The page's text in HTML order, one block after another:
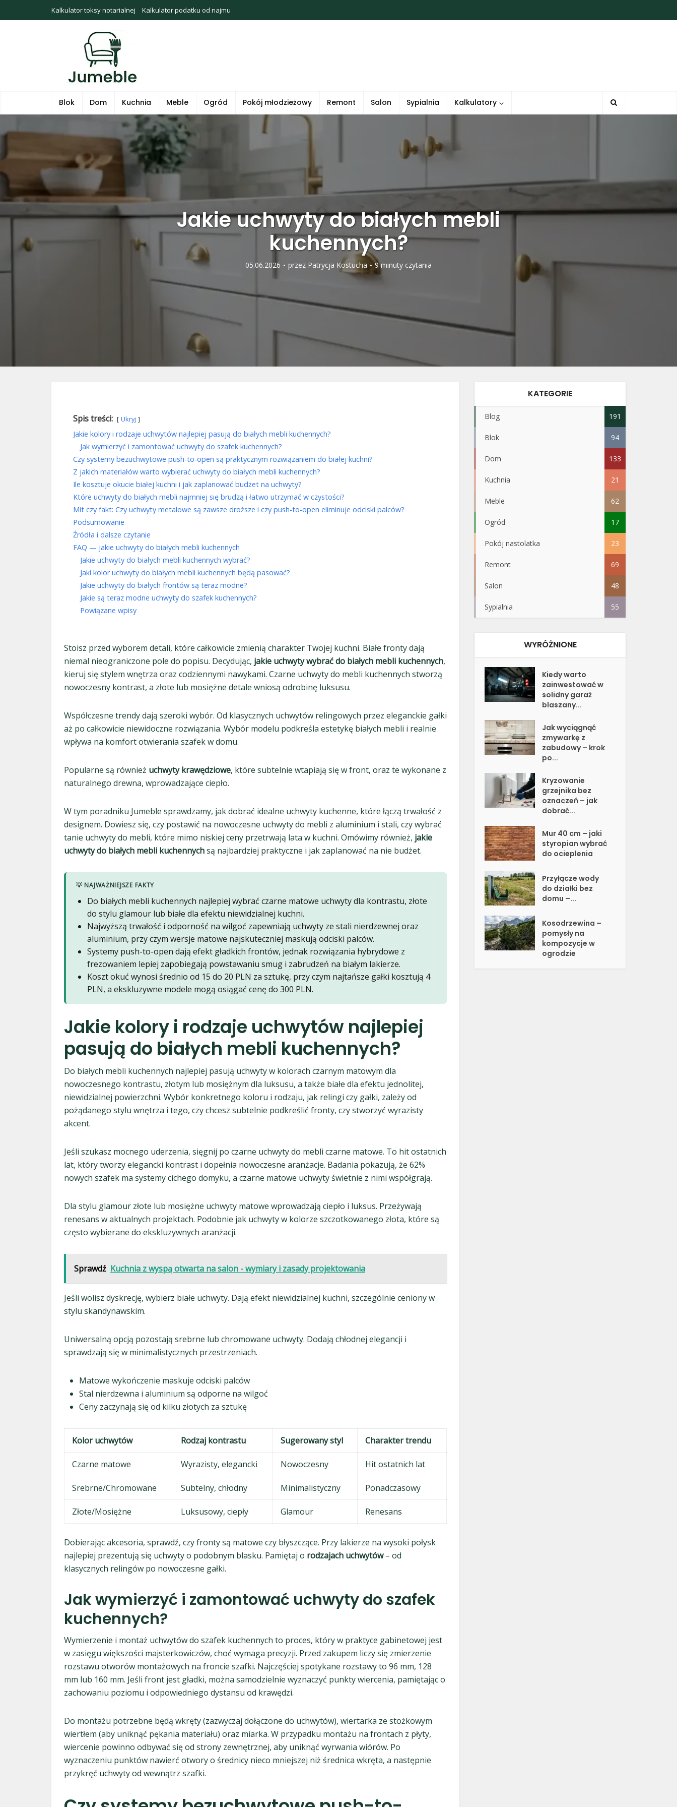
Kalkulator toksy notarialnej Kalkulator podatku od najmu
Blok Dom Kuchnia Meble Ogród Pokój młodzieżowy Remont Salon Sypialnia Kalkulatory
Jakie uchwyty do białych mebli
kuchennych?
05.06.2026 przez Patrycja Kostucha 9 minuty czytania
Spis treści: Ukryj
Jakie kolory i rodzaje uchwytów najlepiej pasują do białych mebli kuchennych?
Jak wymierzyć i zamontować uchwyty do szafek kuchennych?
Czy systemy bezuchwytowe push-to-open są praktycznym rozwiązaniem do białej kuchni?
Z jakich materiałów warto wybierać uchwyty do białych mebli kuchennych?
Ile kosztuje okucie białej kuchni i jak zaplanować budżet na uchwyty?
Które uchwyty do białych mebli najmniej się brudzą i łatwo utrzymać w czystości?
Mit czy fakt: Czy uchwyty metalowe są zawsze droższe i czy push-to-open eliminuje odciski palców?
Podsumowanie
Źródła i dalsze czytanie
FAQ — jakie uchwyty do białych mebli kuchennych
Jakie uchwyty do białych mebli kuchennych wybrać?
Jaki kolor uchwyty do białych mebli kuchennych będą pasować?
Jakie uchwyty do białych frontów są teraz modne?
Jakie są teraz modne uchwyty do szafek kuchennych?
Powiązane wpisy
Stoisz przed wyborem detali, które całkowicie zmienią charakter Twojej kuchni. Białe fronty dają
niemal nieograniczone pole do popisu. Decydując, jakie uchwyty wybrać do białych mebli kuchennych,
kieruj się stylem wnętrza oraz codziennymi nawykami. Czarne uchwyty do mebli kuchennych stworzą
nowoczesny kontrast, a złote lub mosiężne detale wniosą odrobinę luksusu.
Współczesne trendy dają szeroki wybór. Od klasycznych uchwytów relingowych przez eleganckie gałki
aż po całkowicie niewidoczne rozwiązania. Wybór modelu podkreśla estetykę białych mebli i realnie
wpływa na komfort otwierania szafek w domu.
Popularne są również uchwyty krawędziowe, które subtelnie wtapiają się w front, oraz te wykonane z
naturalnego drewna, wprowadzające ciepło.
W tym poradniku Jumeble sprawdzamy, jak dobrać idealne uchwyty kuchenne, które łączą trwałość z
designem. Dowiesz się, czy postawić na nowoczesne uchwyty do mebli z aluminium i stali, czy wybrać
tanie uchwyty do mebli, które mimo niskiej ceny przetrwają lata w kuchni. Omówimy również, jakie
uchwyty do białych mebli kuchennychsą najbardziej praktyczne i jak zaplanować na nie budżet.
💡 NAJWAŻNIEJSZE FAKTY
Do białych mebli kuchennych najlepiej wybrać czarne matowe uchwyty dla kontrastu, złote
do stylu glamour lub białe dla efektu niewidzialnej kuchni.
Najwyższą trwałość i odporność na wilgoć zapewniają uchwyty ze stali nierdzewnej oraz
aluminium, przy czym wersje matowe najskuteczniej maskują odciski palców.
Systemy push-to-open dają efekt gładkich frontów, jednak rozwiązania hybrydowe z
frezowaniem lepiej zapobiegają powstawaniu smug i zabrudzeń na białym lakierze.
Koszt okuć wynosi średnio od 15 do 20 PLN za sztukę, przy czym najtańsze gałki kosztują 4
PLN, a ekskluzywne modele mogą osiągać cenę do 300 PLN.
Jakie kolory i rodzaje uchwytów najlepiej
pasują do białych mebli kuchennych?
Do białych mebli kuchennych najlepiej pasują uchwyty w kolorach czarnym matowym dla
nowoczesnego kontrastu, złotym lub mosiężnym dla luksusu, a także białe dla efektu jednolitej,
niewidzialnej powierzchni. Wybór konkretnego koloru i rodzaju, jak relingi czy gałki, zależy od
pożądanego stylu wnętrza i tego, czy chcesz subtelnie podkreślić fronty, czy stworzyć wyrazisty
akcent.
Jeśli szukasz mocnego uderzenia, sięgnij po czarne uchwyty do mebli czarne matowe. To hit ostatnich
lat, który tworzy elegancki kontrast i dopełnia nowoczesne aranżacje. Badania pokazują, że 62%
nowych szafek ma systemy cichego domyku, a czarne matowe uchwyty świetnie z nimi współgrają.
Dla stylu glamour złote lub mosiężne uchwyty matowe wprowadzają ciepło i luksus. Przeżywają
renesans w aktualnych projektach. Podobnie jak uchwyty w kolorze szczotkowanego złota, które są
często wybierane do ekskluzywnych aranżacji.
Sprawdź Kuchnia z wyspą otwarta na salon - wymiary i zasady projektowania
Jeśli wolisz dyskrecję, wybierz białe uchwyty. Dają efekt niewidzialnej kuchni, szczególnie ceniony w
stylu skandynawskim.
Uniwersalną opcją pozostają srebrne lub chromowane uchwyty. Dodają chłodnej elegancji i
sprawdzają się w minimalistycznych przestrzeniach.
Matowe wykończenie maskuje odciski palców
Stal nierdzewna i aluminium są odporne na wilgoć
Ceny zaczynają się od kilku złotych za sztukę
Kolor uchwytów Rodzaj kontrastu Sugerowany styl Charakter trendu
Czarne matowe Wyrazisty, elegancki Nowoczesny Hit ostatnich lat
Srebrne/Chromowane Subtelny, chłodny Minimalistyczny Ponadczasowy
Złote/Mosiężne Luksusowy, ciepły Glamour Renesans
Dobierając akcesoria, sprawdź, czy fronty są matowe czy błyszczące. Przy lakierze na wysoki połysk
najlepiej prezentują się uchwyty o podobnym blasku. Pamiętaj o rodzajach uchwytów– od
klasycznych relingów po nowoczesne gałki.
Jak wymierzyć i zamontować uchwyty do szafek
kuchennych?
Wymierzenie i montaż uchwytów do szafek kuchennych to proces, który w praktyce gabinetowej jest
w zasięgu większości majsterkowiczów, choć wymaga precyzji. Przed zakupem liczy się zmierzenie
rozstawu otworów montażowych na froncie szafki. Najczęściej spotykane rozstawy to 96 mm, 128
mm lub 160 mm. Jeśli front jest gładki, można samodzielnie wyznaczyć punkty wiercenia, pamiętając o
zachowaniu poziomu i odpowiedniego dystansu od krawędzi.
Do montażu potrzebne będą wkręty (zazwyczaj dołączone do uchwytów), wiertarka ze stożkowym
wiertłem (aby uniknąć pękania materiału) oraz miarka. W przypadku montażu na frontach z płyty,
wiercenie powinno odbywać się od strony zewnętrznej, aby uniknąć wyrwania wiórów. Po
wyznaczeniu punktów nawierć otwory o średnicy nieco mniejszej niż średnica wkręta, a następnie
przykręć uchwyty od wewnątrz szafki.
KATEGORIE
Blog 191
Blok 94
Dom 133
Kuchnia 21
Meble 62
Ogród 17
Pokój nastolatka 23
Remont 69
Salon 48
Sypialnia 55
WYRÓŻNIONE
Kiedy warto
zainwestować w
solidny garaż
blaszany...
Jak wyciągnąć
zmywarkę z
zabudowy – krok
po...
Kryzowanie
grzejnika bez
oznaczeń – jak
dobrać...
Mur 40 cm – jaki
styropian wybrać
do ocieplenia
Przyłącze wody
do działki bez
domu –...
Kosodrzewina –
pomysły na
kompozycje w
ogrodzie